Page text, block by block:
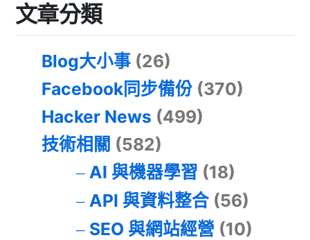
文章分類
Blog大小事 (26)
Facebook同步備份 (370)
Hacker News (499)
技術相關 (582)
AI 與機器學習 (18)
API 與資料整合(56)
SEO 與網站經營 (10)